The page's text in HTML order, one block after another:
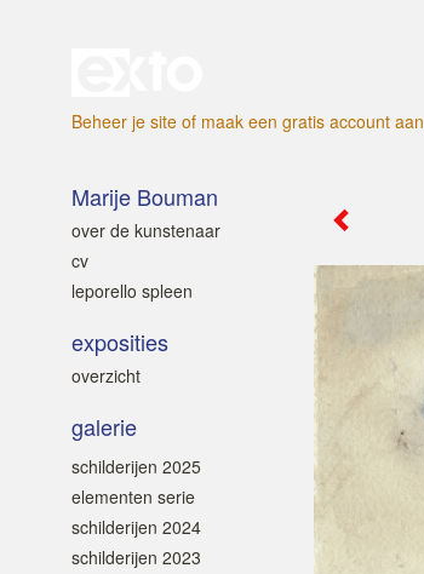
Beheer je site of maak een gratis account aan
Marije Bouman
over de kunstenaar
cv
leporello spleen
exposities
overzicht
galerie
schilderijen 2025
elementen serie
schilderijen 2024
schilderijen 2023